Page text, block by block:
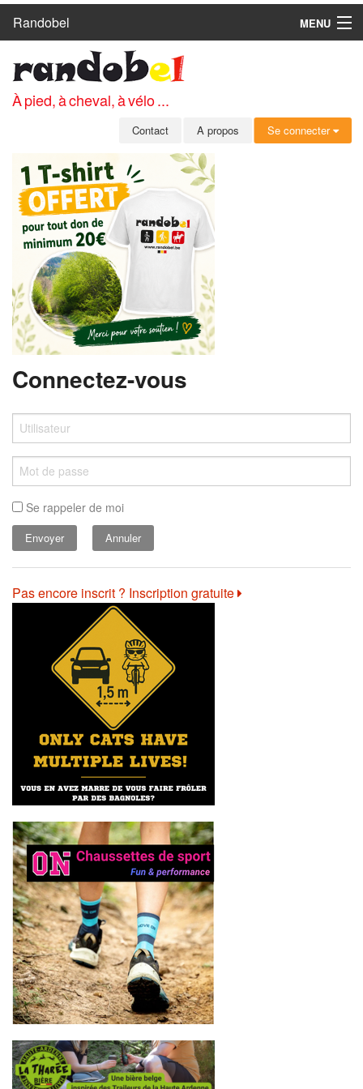
Randobel
MENU
CIRCUITS
CLUBS
MEMBRES
SE CONNECTER
INSCRIPTION GRATUITE
MOT DE PASSE OUBLIÉ
À pied, à cheval, à vélo ...
Contact A propos Se connecter
Connectez-vous
Se rappeler de moi
Annuler
Pas encore inscrit ? Inscription gratuite